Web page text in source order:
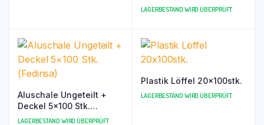
10x100stk. (Contital)
LAGERBESTAND WIRD ÜBERPRÜFT
Aluschale Ungeteilt +
Deckel 5×100 Stk.
(Fedinsa)
LAGERBESTAND WIRD ÜBERPRÜFT
Plastik Löffel 20x100stk.
LAGERBESTAND WIRD ÜBERPRÜFT